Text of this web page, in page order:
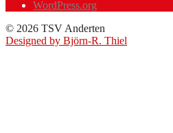
WordPress.org
© 2026 TSV Anderten
Designed by Björn-R. Thiel